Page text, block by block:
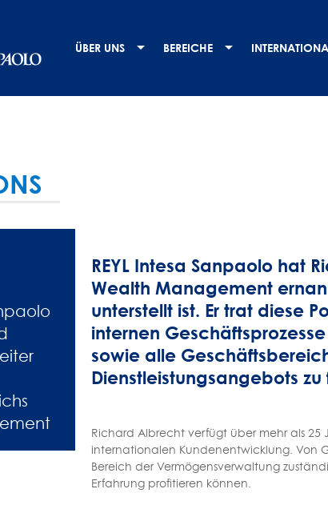
principale
ÜBER UNS BEREICHE
REYL Intesa Sanpaolo hat
Wealth Management
unterstellt ist. Er trat diese
internen
sowie alle
Dienstleistungsangebots zu
Richard Albrecht verfügt über mehr als 25
internationalen Kundenentwicklung. Von
Bereich der Vermögensverwaltung
Erfahrung profitieren können.